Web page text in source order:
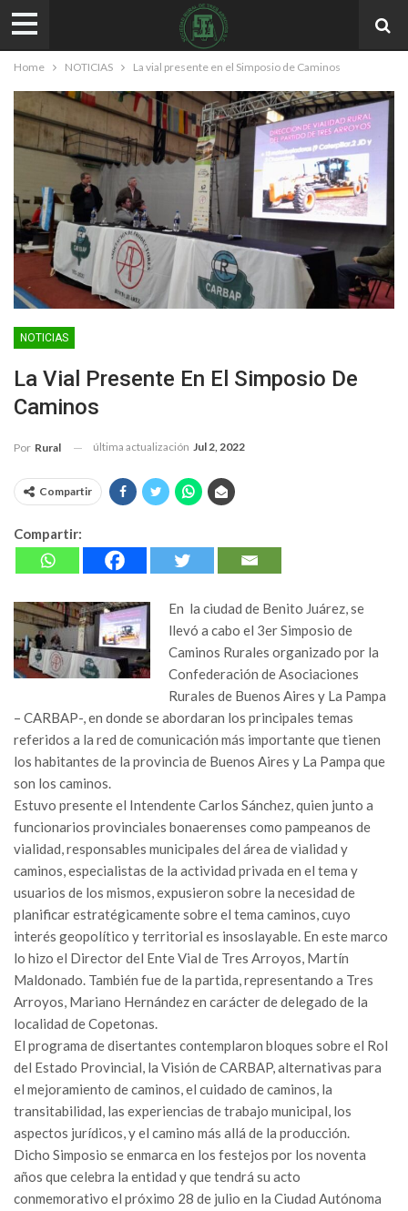
Home NOTICIAS La vial presente en el Simposio de Caminos
NOTICIAS
La Vial Presente En El Simposio De
Caminos
Por Rural última actualización Jul 2, 2022
Compartir
Compartir:
En la ciudad de Benito Juárez, se
llevó a cabo el 3er Simposio de
Caminos Rurales organizado por la
Confederación de Asociaciones
Rurales de Buenos Aires y La Pampa
– CARBAP-, en donde se abordaran los principales temas
referidos a la red de comunicación más importante que tienen
los habitantes de la provincia de Buenos Aires y La Pampa que
son los caminos.
Estuvo presente el Intendente Carlos Sánchez, quien junto a
funcionarios provinciales bonaerenses como pampeanos de
vialidad, responsables municipales del área de vialidad y
caminos, especialistas de la actividad privada en el tema y
usuarios de los mismos, expusieron sobre la necesidad de
planificar estratégicamente sobre el tema caminos, cuyo
interés geopolítico y territorial es insoslayable. En este marco
lo hizo el Director del Ente Vial de Tres Arroyos, Martín
Maldonado. También fue de la partida, representando a Tres
Arroyos, Mariano Hernández en carácter de delegado de la
localidad de Copetonas.
El programa de disertantes contemplaron bloques sobre el Rol
del Estado Provincial, la Visión de CARBAP, alternativas para
el mejoramiento de caminos, el cuidado de caminos, la
transitabilidad, las experiencias de trabajo municipal, los
aspectos jurídicos, y el camino más allá de la producción.
Dicho Simposio se enmarca en los festejos por los noventa
años que celebra la entidad y que tendrá su acto
conmemorativo el próximo 28 de julio en la Ciudad Autónoma